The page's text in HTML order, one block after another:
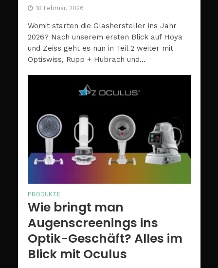
18 Februar, 2026
Womit starten die Glashersteller ins Jahr
2026? Nach unserem ersten Blick auf Hoya
und Zeiss geht es nun in Teil 2 weiter mit
Optiswiss, Rupp + Hubrach und...
PRODUKTE
Wie bringt man
Augenscreenings ins
Optik-Geschäft? Alles im
Blick mit Oculus